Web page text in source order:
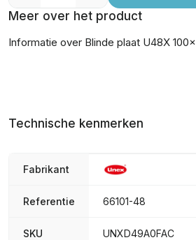
Meer over het product
Informatie over Blinde plaat U48X
Technische kenmerken
Fabrikant
Referentie 66101-48
SKU UNXD49A0FAC